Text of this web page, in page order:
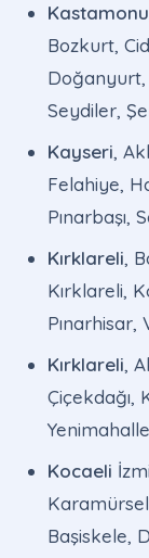
Kastamonu
Bozkurt,
Doğanyurt,
Seydiler,
Kayseri,
Felahiye,
Pınarbaşı,
Kırklareli,
Kırklareli,
Pınarhisar,
Kırklareli,
Çiçekdağı,
Yenimahalle
Kocaeli
Başiskele,